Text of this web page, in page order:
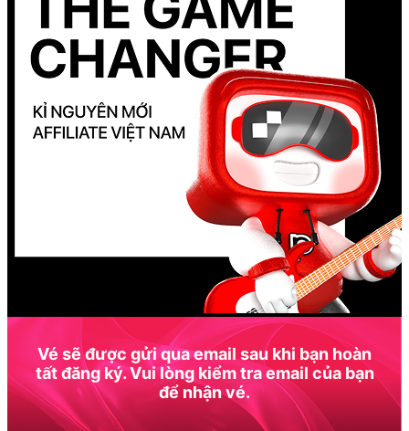
Vé sẽ được gửi qua email sau khi bạn hoàn
tất đăng ký. Vui lòng kiểm tra email của bạn
để nhận vé.